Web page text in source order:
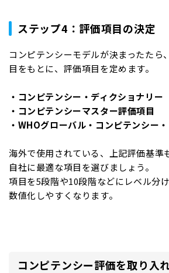
ステップ4：評価項目の決定
コンピテンシーモデルが決まったたら
目をもとに、評価項目を定めます。
・コンピテンシー・ディクショナリー
・コンピテンシーマスター評価項目
・WHOグローバル・コンピテンシー
海外で使用されている、上記評価基準
自社に最適な項目を選びましょう。
項目を5段階や10段階などにレベル分
数値化しやすくなります。
コンピテンシー評価を取り入